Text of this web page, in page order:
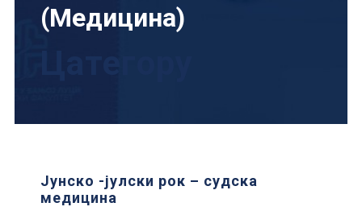
(Медицина)
Јунско -јулски рок – судска
медицина